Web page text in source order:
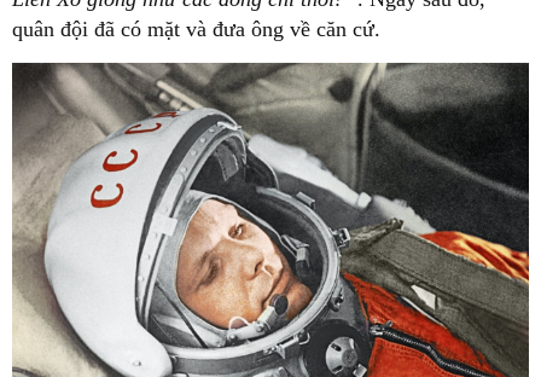
quân đội đã có mặt và đưa ông về căn cứ.